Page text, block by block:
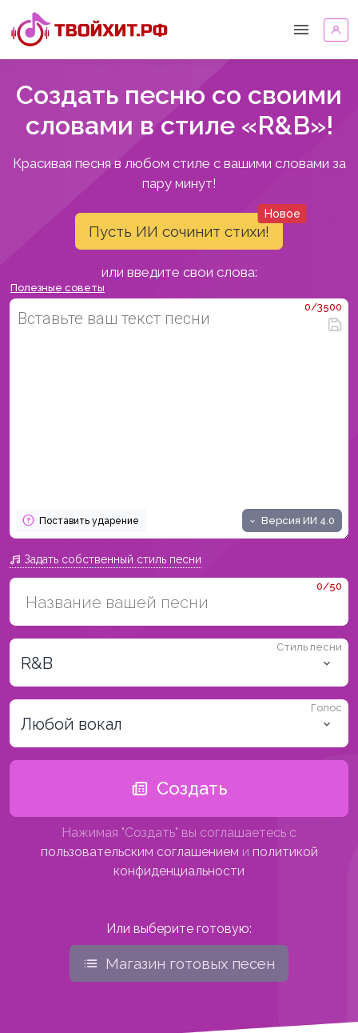
Создать песню со своими
словами в стиле «R&B»!
Красивая песня в любом стиле с вашими словами за
пару минут!
Пусть ИИ сочинит стихи!
Новое
или введите свои слова:
Полезные советы
0/3500
Поставить ударение Версия ИИ 4.0
Задать собственный стиль песни
0/50
R&B
Стиль песни
Любой вокал
Голос
Создать
Нажимая "Создать" вы соглашаетесь с
пользовательским соглашением и политикой
конфиденциальности
Или выберите готовую:
Магазин готовых песен